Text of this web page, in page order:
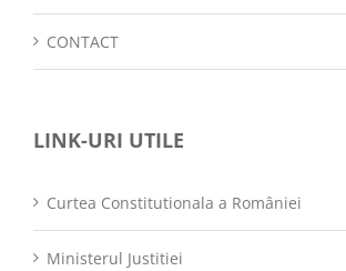
CONTACT
LINK-URI UTILE
Curtea Constitutionala a României
Ministerul Justitiei